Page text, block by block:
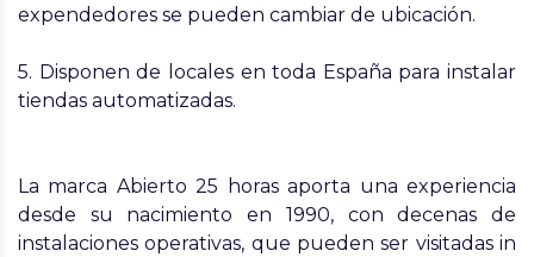
expendedores se pueden cambiar de ubicación.
5. Disponen de locales en toda España para instalar
tiendas automatizadas.
La marca Abierto 25 horas aporta una experiencia
desde su nacimiento en 1990, con decenas de
instalaciones operativas, que pueden ser visitadas in